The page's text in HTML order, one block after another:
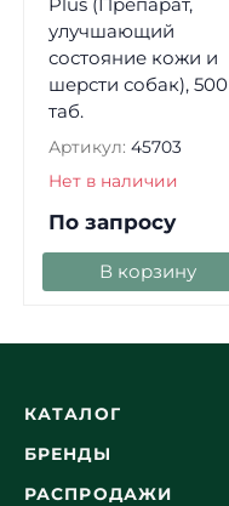
улучшающий
состояние кожи и
шерсти собак), 500
таб.
Артикул: 45703
Нет в наличии
По запросу
В корзину
КАТАЛОГ
БРЕНДЫ
РАСПРОДАЖИ